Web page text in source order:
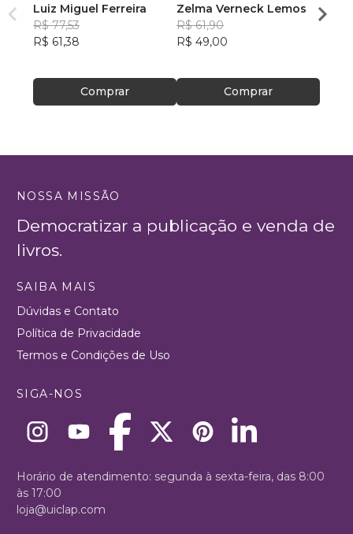
Luiz Miguel Ferreira
R$ 77,53
R$ 61,38
Comprar
Zelma Verneck Lemos
R$ 61,90
R$ 49,00
Comprar
R$
NOSSA MISSÃO
Democratizar a publicação e venda de
livros.
SAIBA MAIS
Dúvidas e Contato
Política de Privacidade
Termos e Condições de Uso
SIGA-NOS
Horário de atendimento: segunda à sexta-feira, das 8:00
às 17:00
loja@uiclap.com